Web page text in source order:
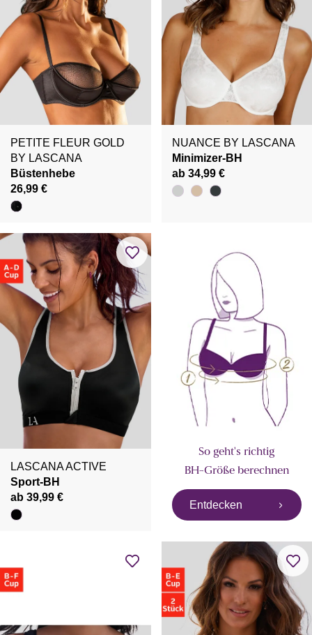
PETITE FLEUR GOLD
BY LASCANA
Büstenhebe
26,99 €
NUANCE BY LASCANA
Minimizer-BH
ab 34,99 €
LASCANA ACTIVE
Sport-BH
ab 39,99 €
So geht's richtig
BH-Größe berechnen
Entdecken